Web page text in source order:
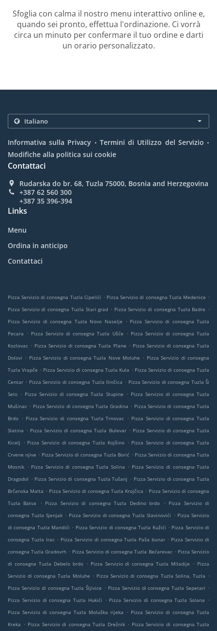
Sfoglia con calma il nostro menu interattivo online e,
quando sei pronto, effettua l'ordinazione. Ci vorrà
circa un minuto per confermare il tuo ordine e darti
un orario personalizzato.
Informativa sulla Privacy . Termini di Utilizzo del Servizio .
Modifiche alla politica sui cookie
Contattaci
Rudarska do br. 68, Tuzla 75000, Bosnia and Herzegovina
+387 62 560 300
+387 35 396-394
Links
Menu
Ordina in anticipo
Contattaci
Pizza Servizio di consegna Tuzla Cipelići . Pizza Servizio di consegna Tuzla Medenice .
Pizza Servizio di consegna Tuzla Stari grad . Pizza Servizio di consegna Tuzla Badre .
Pizza Servizio di consegna Tuzla Novo Naselje
. Pizza Servizio di consegna Tuzla
Pecara
. Pizza Servizio di consegna Tuzla Ušće . Pizza Servizio di consegna Tuzla
Kozlovac . Pizza Servizio di consegna Tuzla Plane . Pizza Servizio di consegna Tuzla
Dolovi . Pizza Servizio di consegna Tuzla Nove Moluhe . Pizza Servizio di consegna
Tuzla Vrapče . Pizza Servizio di consegna Tuzla Kula . Pizza Servizio di consegna Tuzla
Centar . Pizza Servizio di consegna Tuzla Ilinčica . Pizza Servizio di consegna Tuzla Ši
Selo . Pizza Servizio di consegna Tuzla Stupine . Pizza Servizio di consegna Tuzla
Mušinac . Pizza Servizio di consegna Tuzla Gradina . Pizza Servizio di consegna Tuzla
Brdo . Pizza Servizio di consegna Tuzla Trnovac . Pizza Servizio di consegna Tuzla
Slatina . Pizza Servizio di consegna Tuzla Bulevar . Pizza Servizio di consegna Tuzla
Kicelj
. Pizza Servizio di consegna Tuzla Kojšino . Pizza Servizio di consegna Tuzla
Crvene njive . Pizza Servizio di consegna Tuzla Borić . Pizza Servizio di consegna Tuzla
Mosnik . Pizza Servizio di consegna Tuzla Solina . Pizza Servizio di consegna Tuzla
Dragodol . Pizza Servizio di consegna Tuzla Tušanj . Pizza Servizio di consegna Tuzla
Brčanska Malta . Pizza Servizio di consegna Tuzla Krojčica . Pizza Servizio di consegna
Tuzla Batva
. Pizza Servizio di consegna Tuzla Dedino brdo . Pizza Servizio di
consegna Tuzla Sjenjak . Pizza Servizio di consegna Tuzla Slavinovići . Pizza Servizio
di consegna Tuzla Mandići . Pizza Servizio di consegna Tuzla Kužići . Pizza Servizio di
consegna Tuzla Irac . Pizza Servizio di consegna Tuzla Paša bunar . Pizza Servizio di
consegna Tuzla Gradovrh . Pizza Servizio di consegna Tuzla Bećarevac . Pizza Servizio
di consegna Tuzla Debelo brdo . Pizza Servizio di consegna Tuzla Miladije . Pizza
Servizio di consegna Tuzla Moluhe . Pizza Servizio di consegna Tuzla Solina, Tuzla .
Pizza Servizio di consegna Tuzla Šljivice . Pizza Servizio di consegna Tuzla Sepetari .
Pizza Servizio di consegna Tuzla Hukići
. Pizza Servizio di consegna Tuzla Solana
.
Pizza Servizio di consegna Tuzla Moluška rijeka
. Pizza Servizio di consegna Tuzla
Kreka
. Pizza Servizio di consegna Tuzla Drežnik . Pizza Servizio di consegna Tuzla